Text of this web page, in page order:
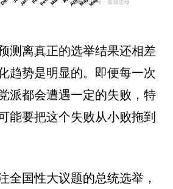
测离真正的选举结果还相差
趋势是明显的。即便每一次
派都会遭遇一定的失败，特
能要把这个失败从小败拖到
全国性大议题的总统选举，